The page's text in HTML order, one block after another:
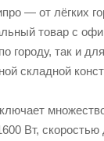
— от лёгких
товар с
городу, так и
складной
Вт,